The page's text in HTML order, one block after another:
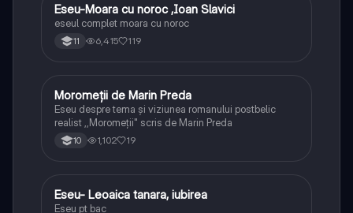
Limba și literatura română
Eseu-Moara cu noroc ,Ioan Slavici
eseul complet moara cu noroc
11 6,415 119
Limba și literatura română
Moromeții de Marin Preda
Eseu despre tema și viziunea romanului postbelic
realist ,,Moromeții" scris de Marin Preda
10 1,102 19
Limba și literatura română
Eseu- Leoaica tanara, iubirea
Eseu pt bac